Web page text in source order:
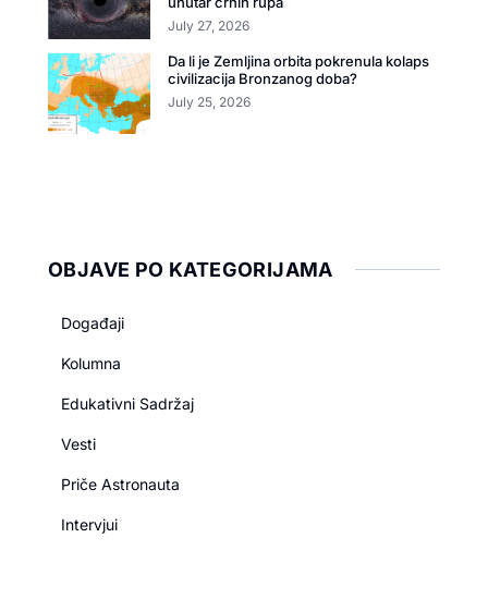
July 27, 2026
Da li je Zemljina orbita pokrenula kolaps
civilizacija Bronzanog doba?
July 25, 2026
OBJAVE PO KATEGORIJAMA
Događaji
Kolumna
Edukativni Sadržaj
Vesti
Priče Astronauta
Intervjui